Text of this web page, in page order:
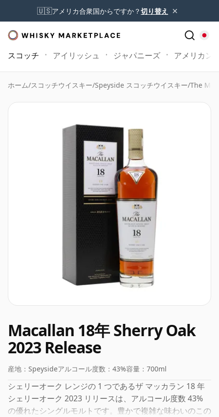
🇺🇸アメリカ合衆国からですか？切り替え ×
スコッチ アイリッシュ ジャパニーズ アメリカン
ホーム/スコッチウイスキー/Speyside スコッチウイスキー/The
Macallan 18年 Sherry Oak
2023 Release
産地： Speysideアルコール度数： 43%容量： 700ml
シェリーオーク レンジの 1 つであるザ マッカラン 18 年
シェリーオーク 2023 リリースは、アルコール度数 43%
の優れたシングルモルトです。豊かで複雑な味わいのこの